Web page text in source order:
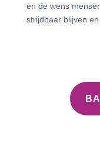
en de wens
strijdbaar blijven